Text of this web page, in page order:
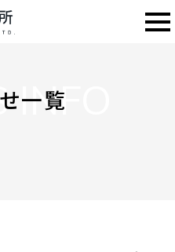
INFO
一覧